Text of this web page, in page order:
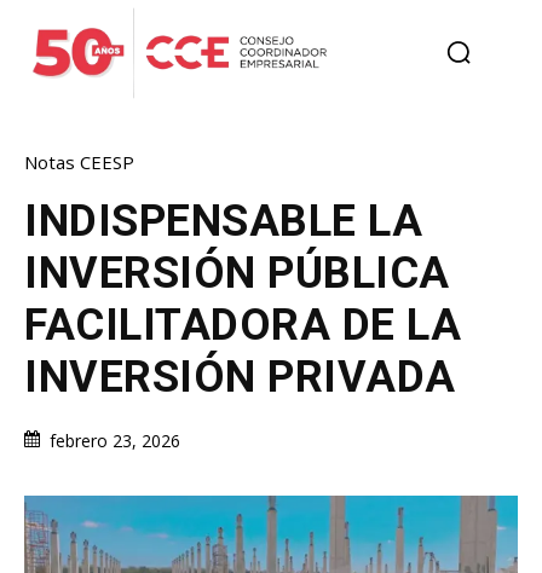
Notas CEESP
INDISPENSABLE LA
INVERSIÓN PÚBLICA
FACILITADORA DE LA
INVERSIÓN PRIVADA
febrero 23, 2026